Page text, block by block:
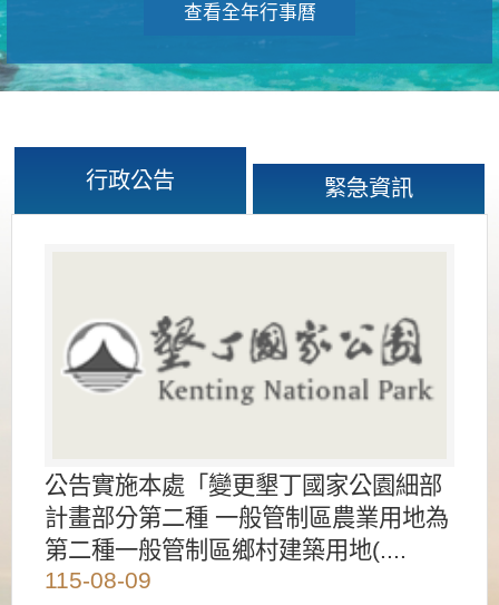
查看全年行事曆
行政公告 緊急資訊
公告實施本處「變更墾丁國家公園細部
計畫部分第二種 一般管制區農業用地為
第二種一般管制區鄉村建築用地(....
115-08-09